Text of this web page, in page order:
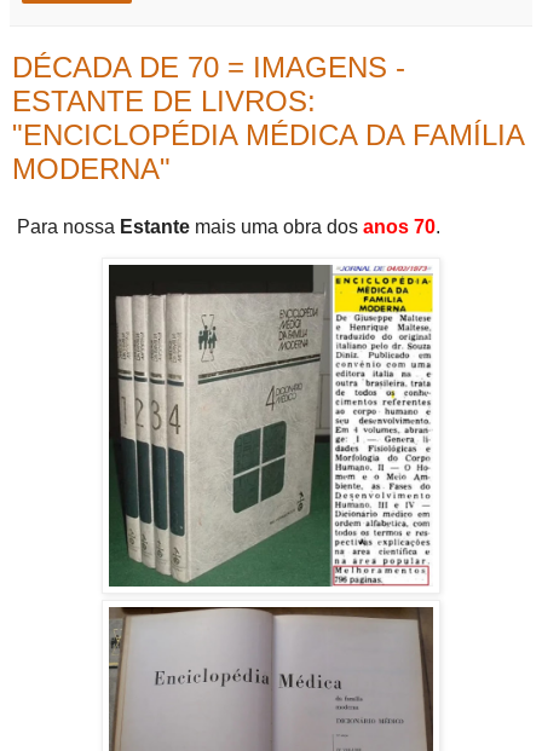
DÉCADA DE 70 = IMAGENS -
ESTANTE DE LIVROS:
"ENCICLOPÉDIA MÉDICA DA FAMÍLIA
MODERNA"
Para nossa Estante mais uma obra dos anos 70.